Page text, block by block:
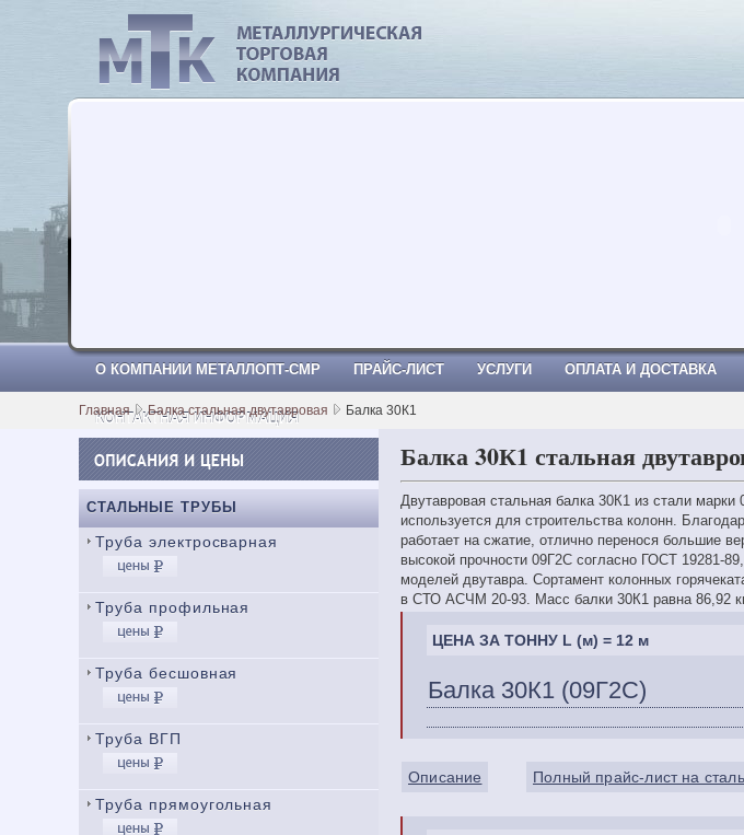
О КОМПАНИИ МЕТАЛЛОПТ-СМР ПРАЙС-ЛИСТ УСЛУГИ ОПЛАТА И ДОСТАВКА
КОНТАКТНАЯ ИНФОРМАЦИЯ
Главная Балка стальная двутавровая Балка 30К1
СТАЛЬНЫЕ ТРУБЫ
Труба электросварная
Труба профильная
Труба бесшовная
Труба ВГП
Труба прямоугольная
Балка 30К1 стальная
Двутавровая стальная балка 30К1 из стали
используется для строительства колонн.
работает на сжатие, отлично перенося большие
высокой прочности 09Г2С согласно ГОСТ 19281-
моделей двутавра. Сортамент колонных
в СТО АСЧМ 20-93. Масс балки 30К1 равна 86,92
ЦЕНА ЗА ТОННУ L (м) = 12 м
Балка 30К1 (09Г2С)
Описание Полный прайс-лист на